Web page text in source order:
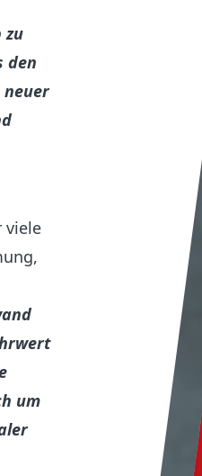
zu
den
neuer
viele
um